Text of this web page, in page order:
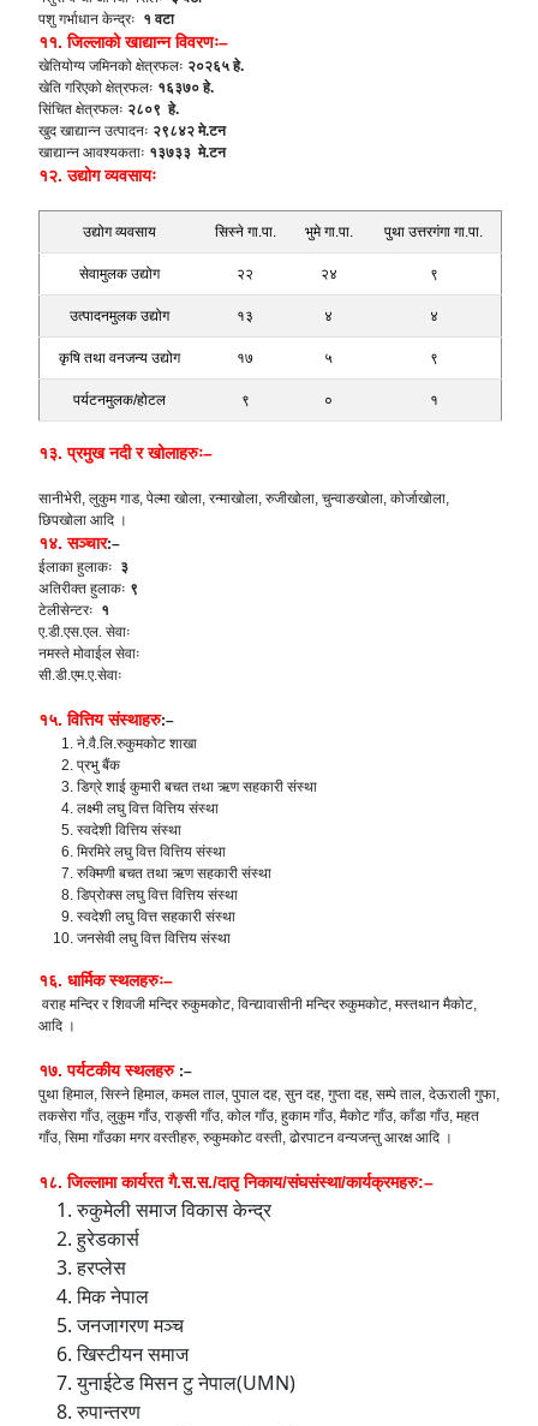
पशु गर्भाधान केन्द्रः १ वटा
११. जिल्लाको खाद्यान्न विवरणः–
खेतियोग्य जमिनको क्षेत्रफलः २०२६५ हे.
खेति गरिएको क्षेत्रफलः १६३७० हे.
सिंचित क्षेत्रफलः २८०९ हे.
खुद खाद्यान्न उत्पादनः २९८४२ मे.टन
खाद्यान्न आवश्यकताः १३७३३ मे.टन
१२. उद्योग व्यवसायः
उद्योग व्यवसाय सिस्ने गा.पा. भुमे गा.पा. पुथा उत्तरगंगा गा.पा.
सेवामुलक उद्योग २२ २४ ९
उत्पादनमुलक उद्योग १३ ४ ४
कृषि तथा वनजन्य उद्योग १७ ५ ९
पर्यटनमुलक/होटल ९ ० १
१३. प्रमुख नदी र खोलाहरुः–
सानीभेरी, लुकुम गाड, पेल्मा खोला, रन्माखोला, रुजीखोला, चुन्वाङखोला, कोर्जाखोला,
छिपखोला आदि ।
१४. सञ्चार:–
ईलाका हुलाकः ३
अतिरीक्त हुलाकः ९
टेलीसेन्टरः १
ए.डी.एस.एल. सेवाः
नमस्ते मोवाईल सेवाः
सी.डी.एम.ए.सेवाः
१५. वित्तिय संस्थाहरु:–
ने.वै.लि.रुकुमकोट शाखा
प्रभु बैंक
डिग्रे शाई कुमारी बचत तथा ऋण सहकारी संस्था
लक्ष्मी लघु वित्त वित्तिय संस्था
स्वदेशी वित्तिय संस्था
मिरमिरे लघु वित्त वित्तिय संस्था
रुक्मिणी बचत तथा ऋण सहकारी संस्था
डिप्रोक्स लघु वित्त वित्तिय संस्था
स्वदेशी लघु वित्त सहकारी संस्था
जनसेवी लघु वित्त वित्तिय संस्था
१६. धार्मिक स्थलहरुः–
वराह मन्दिर र शिवजी मन्दिर रुकुमकोट, विन्द्यावासीनी मन्दिर रुकुमकोट, मस्तथान मैकोट,
आदि ।
१७. पर्यटकीय स्थलहरु :–
पुथा हिमाल, सिस्ने हिमाल, कमल ताल, पुपाल दह, सुन दह, गुप्ता दह, सम्पे ताल, देऊराली गुफा,
तकसेरा गाँउ, लुकुम गाँउ, राङ्सी गाँउ, कोल गाँउ, हुकाम गाँउ, मैकोट गाँउ, काँडा गाँउ, महत
गाँउ, सिमा गाँउका मगर वस्तीहरु, रुकुमकोट वस्ती, ढोरपाटन वन्यजन्तु आरक्ष आदि ।
१८. जिल्लामा कार्यरत गै.स.स./दातृ निकाय/संघसंस्था/कार्यक्रमहरु:–
रुकुमेली समाज विकास केन्द्र
हुरेडकार्स
हरप्लेस
मिक नेपाल
जनजागरण मञ्च
खिस्टीयन समाज
युनाईटेड मिसन टु नेपाल(UMN)
रुपान्तरण